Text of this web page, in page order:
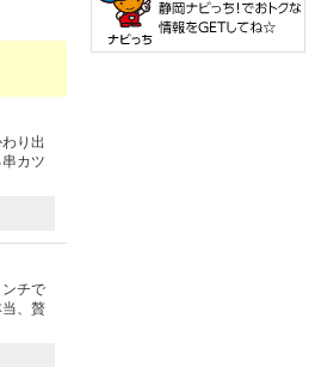
り出
カツ
チで
、贅